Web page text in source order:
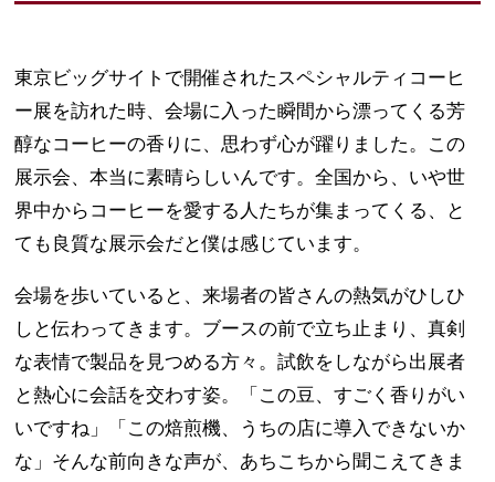
東京ビッグサイトで開催されたスペシャルティコーヒ
ー展を訪れた時、会場に入った瞬間から漂ってくる芳
醇なコーヒーの香りに、思わず心が躍りました。この
展示会、本当に素晴らしいんです。全国から、いや世
界中からコーヒーを愛する人たちが集まってくる、と
ても良質な展示会だと僕は感じています。
会場を歩いていると、来場者の皆さんの熱気がひしひ
しと伝わってきます。ブースの前で立ち止まり、真剣
な表情で製品を見つめる方々。試飲をしながら出展者
と熱心に会話を交わす姿。「この豆、すごく香りがい
いですね」「この焙煎機、うちの店に導入できないか
な」そんな前向きな声が、あちこちから聞こえてきま